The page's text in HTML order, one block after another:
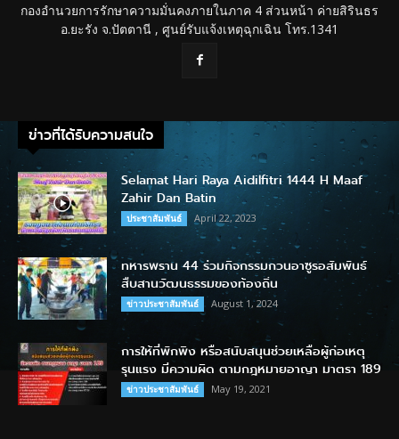
กองอำนวยการรักษาความมั่นคงภายในภาค 4 ส่วนหน้า ค่ายสิรินธร
อ.ยะรัง จ.ปัตตานี , ศูนย์รับแจ้งเหตุฉุกเฉิน โทร.1341
ข่าวที่ได้รับความสนใจ
Selamat Hari Raya Aidilfitri 1444 H Maaf
Zahir Dan Batin
ประชาสัมพันธ์ April 22, 2023
ทหารพราน 44 ร่วมกิจกรรมกวนอาซูรอสัมพันธ์
สืบสานวัฒนธรรมของท้องถิ่น
ข่าวประชาสัมพันธ์ August 1, 2024
การให้ที่พักพิง หรือสนับสนุนช่วยเหลือผู้ก่อเหตุ
รุนแรง มีความผิด ตามกฎหมายอาญา มาตรา 189
ข่าวประชาสัมพันธ์ May 19, 2021